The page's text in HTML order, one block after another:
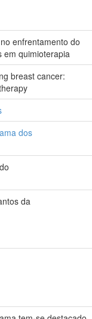
enfrentamento do
em quimioterapia
breast cancer:
dos
da